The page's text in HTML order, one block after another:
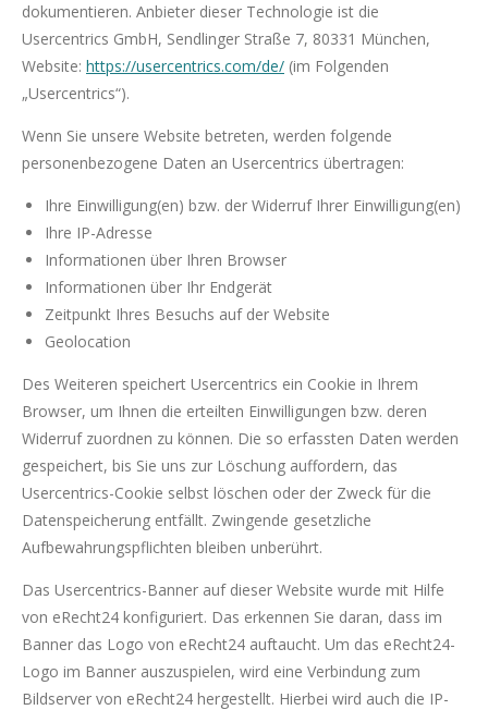
dokumentieren. Anbieter dieser Technologie ist die
Usercentrics GmbH, Sendlinger Straße 7, 80331 München,
Website: https://usercentrics.com/de/ (im Folgenden
„Usercentrics“).
Wenn Sie unsere Website betreten, werden folgende
personenbezogene Daten an Usercentrics übertragen:
Ihre Einwilligung(en) bzw. der Widerruf Ihrer Einwilligung(en)
Ihre IP-Adresse
Informationen über Ihren Browser
Informationen über Ihr Endgerät
Zeitpunkt Ihres Besuchs auf der Website
Geolocation
Des Weiteren speichert Usercentrics ein Cookie in Ihrem
Browser, um Ihnen die erteilten Einwilligungen bzw. deren
Widerruf zuordnen zu können. Die so erfassten Daten werden
gespeichert, bis Sie uns zur Löschung auffordern, das
Usercentrics-Cookie selbst löschen oder der Zweck für die
Datenspeicherung entfällt. Zwingende gesetzliche
Aufbewahrungspflichten bleiben unberührt.
Das Usercentrics-Banner auf dieser Website wurde mit Hilfe
von eRecht24 konfiguriert. Das erkennen Sie daran, dass im
Banner das Logo von eRecht24 auftaucht. Um das eRecht24-
Logo im Banner auszuspielen, wird eine Verbindung zum
Bildserver von eRecht24 hergestellt. Hierbei wird auch die IP-